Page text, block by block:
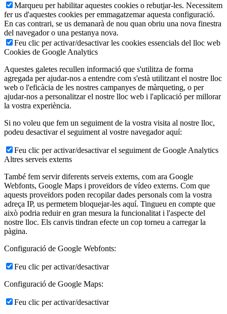
Marqueu per habilitar aquestes cookies o rebutjar-les. Necessitem
fer us d'aquestes cookies per emmagatzemar aquesta configuració.
En cas contrari, se us demanarà de nou quan obriu una nova finestra
del navegador o una pestanya nova.
Feu clic per activar/desactivar les cookies essencials del lloc web
Cookies de Google Analytics
Aquestes galetes recullen informació que s'utilitza de forma
agregada per ajudar-nos a entendre com s'està utilitzant el nostre lloc
web o l'eficàcia de les nostres campanyes de màrqueting, o per
ajudar-nos a personalitzar el nostre lloc web i l'aplicació per millorar
la vostra experiència.
Si no voleu que fem un seguiment de la vostra visita al nostre lloc,
podeu desactivar el seguiment al vostre navegador aquí:
Feu clic per activar/desactivar el seguiment de Google Analytics
Altres serveis externs
També fem servir diferents serveis externs, com ara Google
Webfonts, Google Maps i proveïdors de vídeo externs. Com que
aquests proveïdors poden recopilar dades personals com la vostra
adreça IP, us permetem bloquejar-les aquí. Tingueu en compte que
això podria reduir en gran mesura la funcionalitat i l'aspecte del
nostre lloc. Els canvis tindran efecte un cop torneu a carregar la
pàgina.
Configuració de Google Webfonts:
Feu clic per activar/desactivar
Configuració de Google Maps:
Feu clic per activar/desactivar